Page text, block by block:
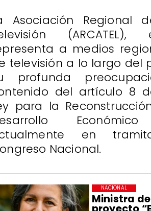
Ministra
NACIONAL
Asociación Regional
a medios
televisión a lo largo del
profunda
del artículo 8
para la
en
Nacional.